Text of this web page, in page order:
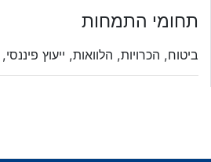
תחומי התמחות
ביטוח, הכרויות, הלוואות, ייעוץ